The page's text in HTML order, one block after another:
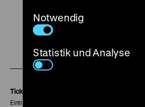
Zu
unserer
Zu
Tickets
Eintritt 5 €
Notwendig
Statistik und Analyse